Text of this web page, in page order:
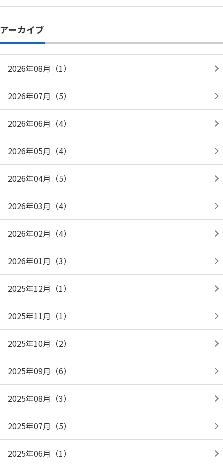
アーカイブ
2026年08月（1）
2026年07月（5）
2026年06月（4）
2026年05月（4）
2026年04月（5）
2026年03月（4）
2026年02月（4）
2026年01月（3）
2025年12月（1）
2025年11月（1）
2025年10月（2）
2025年09月（6）
2025年08月（3）
2025年07月（5）
2025年06月（1）